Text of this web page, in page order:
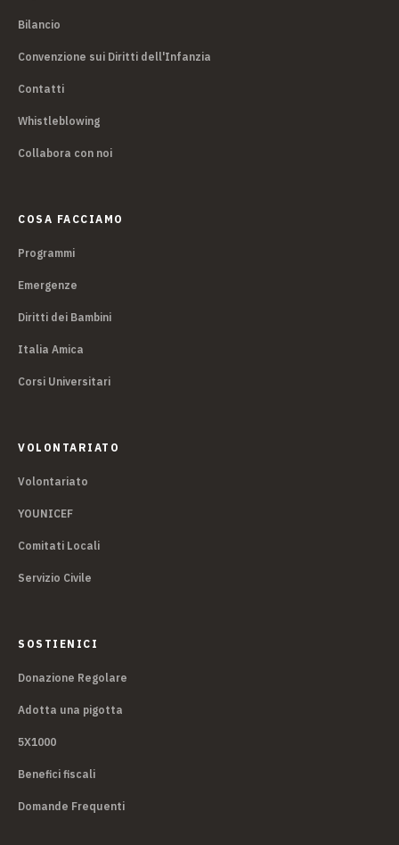
Bilancio
Convenzione sui Diritti dell'Infanzia
Contatti
Whistleblowing
Collabora con noi
COSA FACCIAMO
Programmi
Emergenze
Diritti dei Bambini
Italia Amica
Corsi Universitari
VOLONTARIATO
Volontariato
YOUNICEF
Comitati Locali
Servizio Civile
SOSTIENICI
Donazione Regolare
Adotta una pigotta
5X1000
Benefici fiscali
Domande Frequenti